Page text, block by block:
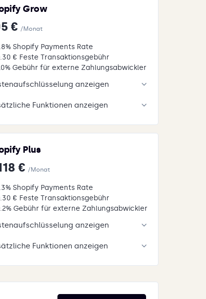
Grow
€ /Monat
Shopify Payments Rate
€ Feste Transaktionsgebühr
Gebühr für externe Zahlungsabwickler
anzeigen
Funktionen anzeigen
Plus
€ /Monat
Shopify Payments Rate
€ Feste Transaktionsgebühr
Gebühr für externe Zahlungsabwickler
anzeigen
Funktionen anzeigen